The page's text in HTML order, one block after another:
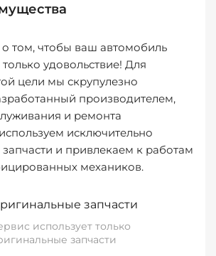
том, чтобы ваш автомобиль
удовольствие! Для
цели мы скрупулезно
производителем,
и ремонта
исключительно
и привлекаем к работам
механиков.
запчасти
использует только
запчасти